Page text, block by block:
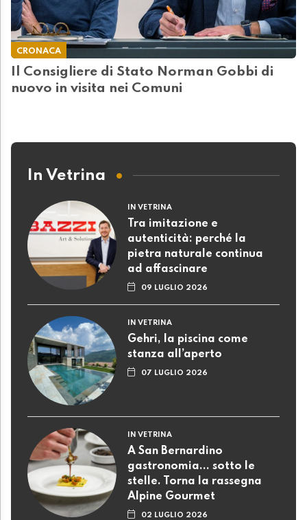
CRONACA
Il Consigliere di Stato Norman Gobbi di
nuovo in visita nei Comuni
In Vetrina
IN VETRINA
Tra imitazione e
autenticità: perché la
pietra naturale continua
ad affascinare
09 LUGLIO 2026
IN VETRINA
Gehri, la piscina come
stanza all’aperto
07 LUGLIO 2026
IN VETRINA
A San Bernardino
gastronomia... sotto le
stelle. Torna la rassegna
Alpine Gourmet
02 LUGLIO 2026